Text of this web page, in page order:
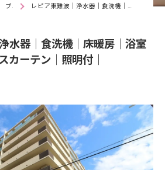
ブログ レピア東難波｜浄水器｜食洗機｜床暖房｜浴室乾燥機付｜レースカーテン｜照明付｜
水器｜食洗機｜床暖房｜浴室
カーテン｜照明付｜